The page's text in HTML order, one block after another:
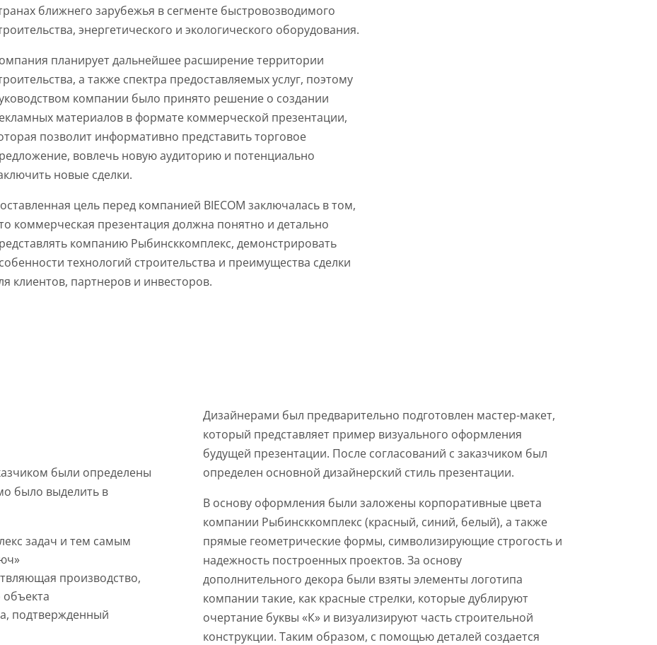
ближнего зарубежья в сегменте быстровозводимого
энергетического и экологического оборудования.
планирует дальнейшее расширение территории
а также спектра предоставляемых услуг, поэтому
компании было принято решение о создании
материалов в формате коммерческой презентации,
позволит информативно представить торговое
вовлечь новую аудиторию и потенциально
новые сделки.
цель перед компанией BIECOM заключалась в том,
коммерческая презентация должна понятно и детально
компанию Рыбинсккомплекс, демонстрировать
технологий строительства и преимущества сделки
клиентов, партнеров и инвесторов.
были определены
было выделить в
задач и тем самым
производство,
объекта
подтвержденный
Дизайнерами был предварительно подготовлен мастер-макет,
который представляет пример визуального оформления
будущей презентации. После согласований с заказчиком был
определен основной дизайнерский стиль презентации.
В основу оформления были заложены корпоративные цвета
компании Рыбинсккомплекс (красный, синий, белый), а также
прямые геометрические формы, символизирующие строгость и
надежность построенных проектов. За основу
дополнительного декора были взяты элементы логотипа
компании такие, как красные стрелки, которые дублируют
очертание буквы «К» и визуализируют часть строительной
конструкции. Таким образом, с помощью деталей создается